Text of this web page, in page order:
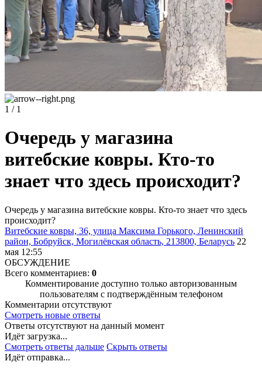
1 / 1
Очередь у магазина
витебские ковры. Кто-то
знает что здесь происходит?
Очередь у магазина витебские ковры. Кто-то знает что здесь
происходит?
Витебские ковры, 36, улица Максима Горького, Ленинский
район, Бобруйск, Могилёвская область, 213800, Беларусь 22
мая 12:55
ОБСУЖДЕНИЕ
Всего комментариев: 0
Комментирование доступно только авторизованным
пользователям с подтверждённым телефоном
Комментарии отсутствуют
Смотреть новые ответы
Ответы отсутствуют на данный момент
Идёт загрузка...
Смотреть ответы дальше Скрыть ответы
Идёт отправка...